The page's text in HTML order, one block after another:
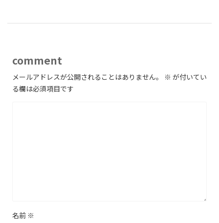
comment
メールアドレスが公開されることはありません。 ※ が付いてい
る欄は必須項目です
名前 ※